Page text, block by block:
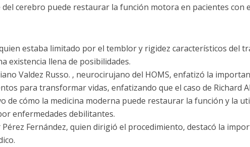
del cerebro puede restaurar la función motora en pacientes con
estaba limitado por el temblor y rigidez característicos del
existencia llena de posibilidades.
Valdez Russo. , neurocirujano del HOMS, enfatizó la
para transformar vidas, enfatizando que el caso de Richard
de cómo la medicina moderna puede restaurar la función y la
enfermedades debilitantes.
Pérez Fernández, quien dirigió el procedimiento, destacó la